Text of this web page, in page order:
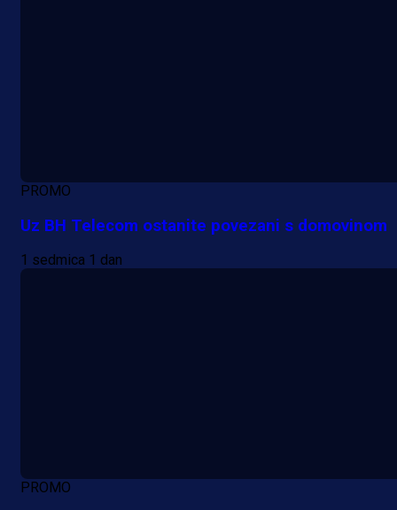
PROMO
Uz BH Telecom ostanite povezani s domovinom
1 sedmica 1 dan
PROMO